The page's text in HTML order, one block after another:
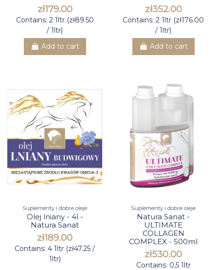
zł179.00
Contains: 2 1ltr (zł89.50
/ 1ltr)
Add to cart
zł352.00
Contains: 2 1ltr (zł176.00
/ 1ltr)
Add to cart
Suplementy i dobre oleje
Olej lniany - 4l -
Natura Sanat
zł189.00
Contains: 4 1ltr (zł47.25 /
1ltr)
Suplementy i dobre oleje
Natura Sanat -
ULTIMATE
COLLAGEN
COMPLEX - 500ml
zł530.00
Contains: 0,5 1ltr